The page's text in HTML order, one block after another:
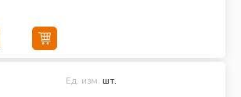
Ед. изм. шт.